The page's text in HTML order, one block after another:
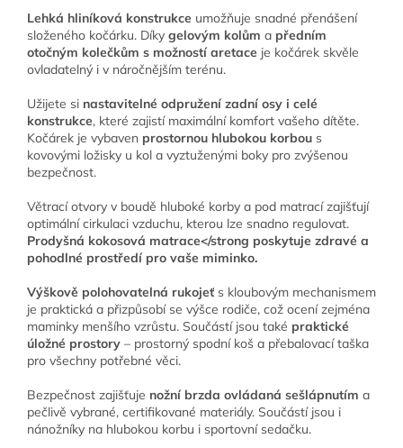
Lehká hliníková konstrukce umožňuje snadné přenášení
složeného kočárku. Díky gelovým kolům a předním
otočným kolečkům s možností aretace je kočárek skvěle
ovladatelný i v náročnějším terénu.
Užijete si nastavitelné odpružení zadní osy i celé
konstrukce, které zajistí maximální komfort vašeho dítěte.
Kočárek je vybaven prostornou hlubokou korbou s
kovovými ložisky u kol a vyztuženými boky pro zvýšenou
bezpečnost.
Větrací otvory v boudě hluboké korby a pod matrací zajišťují
optimální cirkulaci vzduchu, kterou lze snadno regulovat.
Prodyšná kokosová matrace</strong poskytuje zdravé a
pohodlné prostředí pro vaše miminko.
Výškově polohovatelná rukojeť s kloubovým mechanismem
je praktická a přizpůsobí se výšce rodiče, což ocení zejména
maminky menšího vzrůstu. Součástí jsou také praktické
úložné prostory – prostorný spodní koš a přebalovací taška
pro všechny potřebné věci.
Bezpečnost zajišťuje nožní brzda ovládaná sešlápnutím a
pečlivě vybrané, certifikované materiály. Součástí jsou i
nánožníky na hlubokou korbu i sportovní sedačku.